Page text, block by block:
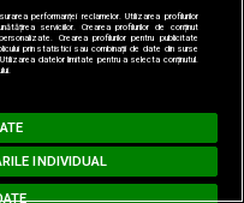
SA, Toate
performanței reclamelor. Utilizarea profilurilor
serviciilor. Crearea profilurilor de conținut
Crearea profilurilor pentru publicitate
prin statistici sau combinații de date din surse
datelor limitate pentru a selecta conținutul.
INDIVIDUAL